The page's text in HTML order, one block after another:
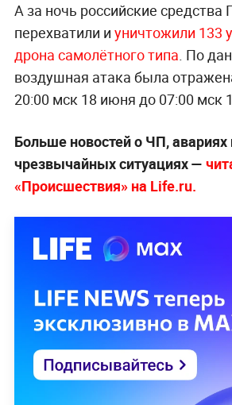
А за ночь российские средства
перехватили и уничтожили 133
дрона самолётного типа. По
воздушная атака была
20:00 мск 18 июня до 07:00 мск
Больше новостей о ЧП, авариях
чрезвычайных ситуациях —
«Происшествия» на Life.ru.